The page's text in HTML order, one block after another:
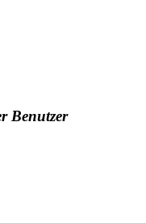
Benutzer